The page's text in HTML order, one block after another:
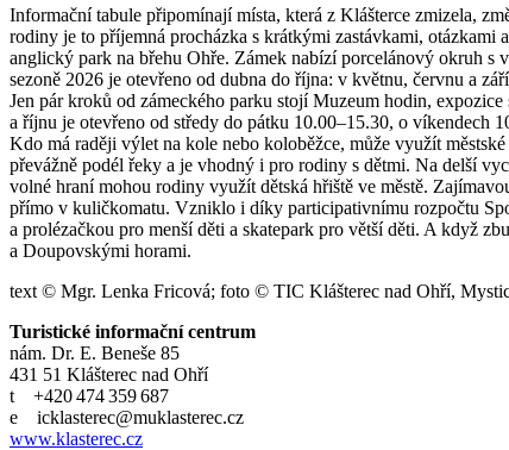
Informační tabule připomínají místa, která z Klášterce zmizela,
rodiny je to příjemná procházka s krátkými zastávkami,
anglický park na břehu Ohře. Zámek nabízí porcelánový okruh s
sezoně 2026 je otevřeno od dubna do října: v květnu, červnu a
Jen pár kroků od zámeckého parku stojí Muzeum hodin,
a říjnu je otevřeno od středy do pátku 10.00–15.30, o víkendech
Kdo má raději výlet na kole nebo koloběžce, může využít
převážně podél řeky a je vhodný i pro rodiny s dětmi. Na delší
volné hraní mohou rodiny využít dětská hřiště ve městě.
přímo v kuličkomatu. Vzniklo i díky participativnímu rozpočtu
a prolézačkou pro menší děti a skatepark pro větší děti. A když
a Doupovskými horami.
text © Mgr. Lenka Fricová; foto © TIC Klášterec nad Ohří,
Turistické informační centrum
nám. Dr. E. Beneše 85
431 51 Klášterec nad Ohří
t +420 474 359 687
e icklasterec@muklasterec.cz
www.klasterec.cz